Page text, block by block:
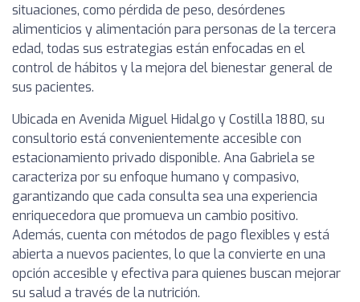
situaciones, como pérdida de peso, desórdenes
alimenticios y alimentación para personas de la tercera
edad, todas sus estrategias están enfocadas en el
control de hábitos y la mejora del bienestar general de
sus pacientes.
Ubicada en Avenida Miguel Hidalgo y Costilla 1880, su
consultorio está convenientemente accesible con
estacionamiento privado disponible. Ana Gabriela se
caracteriza por su enfoque humano y compasivo,
garantizando que cada consulta sea una experiencia
enriquecedora que promueva un cambio positivo.
Además, cuenta con métodos de pago flexibles y está
abierta a nuevos pacientes, lo que la convierte en una
opción accesible y efectiva para quienes buscan mejorar
su salud a través de la nutrición.